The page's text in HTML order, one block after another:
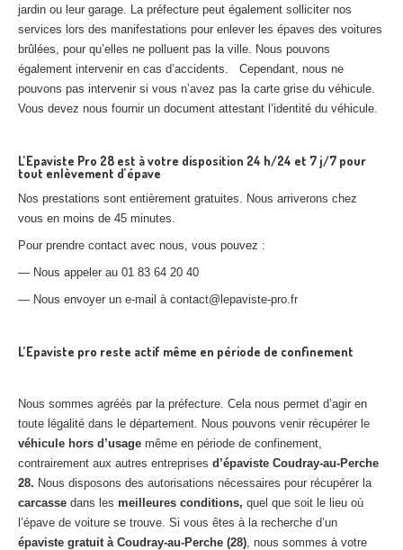
jardin ou leur garage. La préfecture peut également solliciter nos
services lors des manifestations pour enlever les épaves des voitures
brûlées, pour qu’elles ne polluent pas la ville. Nous pouvons
également intervenir en cas d’accidents. Cependant, nous ne
pouvons pas intervenir si vous n’avez pas la carte grise du véhicule.
Vous devez nous fournir un document attestant l’identité du véhicule.
L’Epaviste Pro 28 est à votre disposition 24 h/24 et 7 j/7 pour
tout enlèvement d’épave
Nos prestations sont entièrement gratuites. Nous arriverons chez
vous en moins de 45 minutes.
Pour prendre contact avec nous, vous pouvez :
— Nous appeler au 01 83 64 20 40
— Nous envoyer un e-mail à contact@lepaviste-pro.fr
L’Epaviste pro reste actif même en période de confinement
Nous sommes agréés par la préfecture. Cela nous permet d’agir en
toute légalité dans le département. Nous pouvons venir récupérer le
véhicule hors d’usage même en période de confinement,
contrairement aux autres entreprises d’épaviste Coudray-au-Perche
28. Nous disposons des autorisations nécessaires pour récupérer la
carcasse dans les meilleures conditions, quel que soit le lieu où
l’épave de voiture se trouve. Si vous êtes à la recherche d’un
épaviste gratuit à Coudray-au-Perche (28), nous sommes à votre